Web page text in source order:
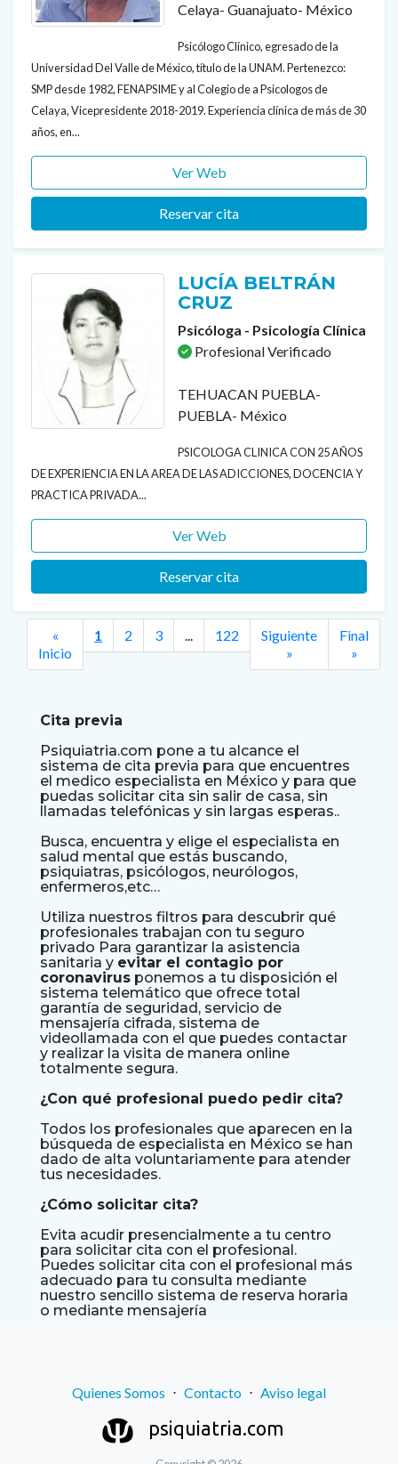
Celaya- Guanajuato- México
Psicólogo Clínico, egresado de la
Universidad Del Valle de México, título de la UNAM. Pertenezco:
SMP desde 1982, FENAPSIME y al Colegio de a Psicologos de
Celaya, Vicepresidente 2018-2019. Experiencia clínica de más de 30
años, en...
Ver Web
Reservar cita
LUCÍA BELTRÁN
CRUZ
Psicóloga - Psicología Clínica
Profesional Verificado
TEHUACAN PUEBLA-
PUEBLA- México
PSICOLOGA CLINICA CON 25 AÑOS
DE EXPERIENCIA EN LA AREA DE LAS ADICCIONES, DOCENCIA Y
PRACTICA PRIVADA...
Ver Web
Reservar cita
«
Inicio
1 2 3 ... 122
Siguiente
»
Final
»Next
Cita previa
Psiquiatria.com pone a tu alcance el
sistema de cita previa para que encuentres
el medico especialista en México y para que
puedas solicitar cita sin salir de casa, sin
llamadas telefónicas y sin largas esperas..
Busca, encuentra y elige el especialista en
salud mental que estás buscando,
psiquiatras, psicólogos, neurólogos,
enfermeros,etc…
Utiliza nuestros filtros para descubrir qué
profesionales trabajan con tu seguro
privado Para garantizar la asistencia
sanitaria y evitar el contagio por
coronavirus ponemos a tu disposición el
sistema telemático que ofrece total
garantía de seguridad, servicio de
mensajería cifrada, sistema de
videollamada con el que puedes contactar
y realizar la visita de manera online
totalmente segura.
¿Con qué profesional puedo pedir cita?
Todos los profesionales que aparecen en la
búsqueda de especialista en México se han
dado de alta voluntariamente para atender
tus necesidades.
¿Cómo solicitar cita?
Evita acudir presencialmente a tu centro
para solicitar cita con el profesional.
Puedes solicitar cita con el profesional más
adecuado para tu consulta mediante
nuestro sencillo sistema de reserva horaria
o mediante mensajería
Quienes Somos ⋅ Contacto ⋅ Aviso legal
psiquiatria.com